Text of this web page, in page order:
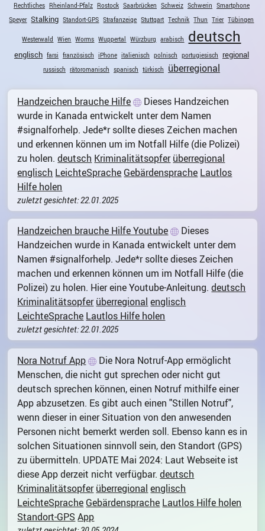
Rechtliches Rheinland-Pfalz Rostock Saarbrücken Schweiz Schwerin Smartphone
Speyer Stalking Standort-GPS Strafanzeige Stuttgart Technik Thun Trier Tübingen
Westerwald Wien Worms Wuppertal Würzburg arabisch deutsch
englisch farsi französisch iPhone italienisch polnisch portugiesisch regional
russisch rätoromanisch spanisch türkisch überregional
Handzeichen brauche Hilfe
Dieses Handzeichen
wurde in Kanada entwickelt unter dem Namen
#signalforhelp. Jede*r sollte dieses Zeichen machen
und erkennen können um im Notfall Hilfe (die Polizei)
zu holen. deutsch Kriminalitätsopfer überregional
englisch LeichteSprache Gebärdensprache Lautlos
Hilfe holen
zuletzt gesichtet: 22.01.2025
Handzeichen brauche Hilfe Youtube
Dieses
Handzeichen wurde in Kanada entwickelt unter dem
Namen #signalforhelp. Jede*r sollte dieses Zeichen
machen und erkennen können um im Notfall Hilfe (die
Polizei) zu holen. Hier eine Youtube-Anleitung. deutsch
Kriminalitätsopfer überregional englisch
LeichteSprache Lautlos Hilfe holen
zuletzt gesichtet: 22.01.2025
Nora Notruf App
Die Nora Notruf-App ermöglicht
Menschen, die nicht gut sprechen oder nicht gut
deutsch sprechen können, einen Notruf mithilfe einer
App abzusetzen. Es gibt auch einen "Stillen Notruf",
wenn dieser in einer Situation von den anwesenden
Personen nicht bemerkt werden soll. Ebenso kann es in
solchen Situationen sinnvoll sein, den Standort (GPS)
zu übermitteln. UPDATE Mai 2024: Laut Webseite ist
diese App derzeit nicht verfügbar. deutsch
Kriminalitätsopfer überregional englisch
LeichteSprache Gebärdensprache Lautlos Hilfe holen
Standort-GPS App